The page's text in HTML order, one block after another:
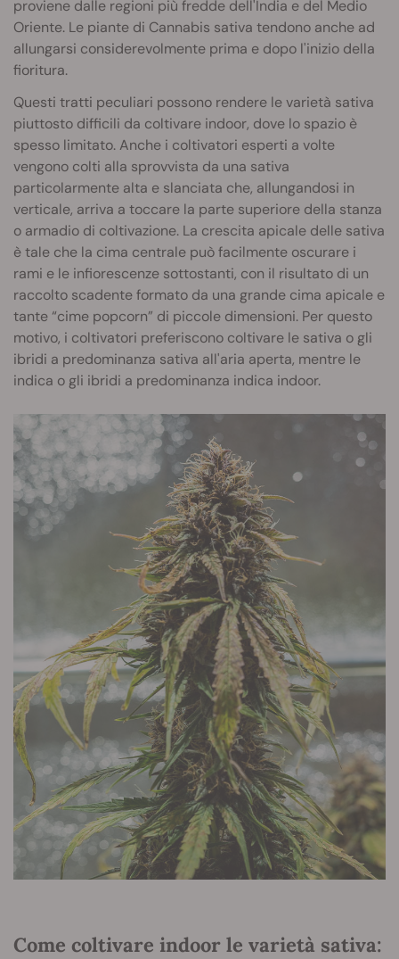
proviene dalle regioni più fredde dell'India e del Medio
Oriente. Le piante di Cannabis sativa tendono anche ad
allungarsi considerevolmente prima e dopo l'inizio della
fioritura.
Questi tratti peculiari possono rendere le varietà sativa
piuttosto difficili da coltivare indoor, dove lo spazio è
spesso limitato. Anche i coltivatori esperti a volte
vengono colti alla sprovvista da una sativa
particolarmente alta e slanciata che, allungandosi in
verticale, arriva a toccare la parte superiore della stanza
o armadio di coltivazione. La crescita apicale delle sativa
è tale che la cima centrale può facilmente oscurare i
rami e le infiorescenze sottostanti, con il risultato di un
raccolto scadente formato da una grande cima apicale e
tante “cime popcorn” di piccole dimensioni. Per questo
motivo, i coltivatori preferiscono coltivare le sativa o gli
ibridi a predominanza sativa all'aria aperta, mentre le
indica o gli ibridi a predominanza indica indoor.
Come coltivare indoor le varietà sativa: